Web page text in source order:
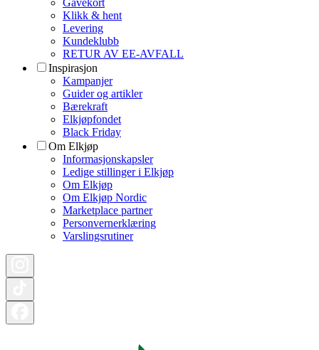
Klikk & hent
Levering
Kundeklubb
RETUR AV EE-AVFALL
Inspirasjon
Kampanjer
Guider og artikler
Bærekraft
Elkjøpfondet
Black Friday
Om Elkjøp
Informasjonskapsler
Ledige stillinger i Elkjøp
Om Elkjøp
Om Elkjøp Nordic
Marketplace partner
Personvernerklæring
Varslingsrutiner